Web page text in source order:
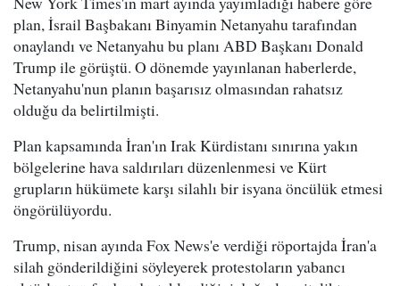
plan, İsrail Başbakanı Binyamin Netanyahu tarafından
onaylandı ve Netanyahu bu planı ABD Başkanı Donald
Trump ile görüştü. O dönemde yayınlanan haberlerde,
Netanyahu'nun planın başarısız olmasından rahatsız
olduğu da belirtilmişti.
Plan kapsamında İran'ın Irak Kürdistanı sınırına yakın
bölgelerine hava saldırıları düzenlenmesi ve Kürt
grupların hükümete karşı silahlı bir isyana öncülük etmesi
öngörülüyordu.
Trump, nisan ayında Fox News'e verdiği röportajda İran'a
silah gönderildiğini söyleyerek protestoların yabancı